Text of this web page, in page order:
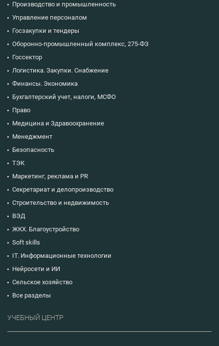
Производство и промышленность
Управление персоналом
Госзакупки и тендеры
Оборонно-промышленный комплекс, 275-ФЗ
Госсектор
Логистика. Закупки. Снабжение
Финансы. Экономика
Бухгалтерский учет, налоги, МСФО
Право
Медицина и Здравоохранение
Менеджмент
Безопасность
ТЭК
Маркетинг, реклама и PR
Секретариат и делопроизводство
Строительство и недвижимость
ВЭД
ЖКХ. Благоустройство
Soft skills
IT. Информационные технологии
Нейросети и ИИ
Сельское хозяйство
Все разделы
УЧЕБНЫЙ ЦЕНТР